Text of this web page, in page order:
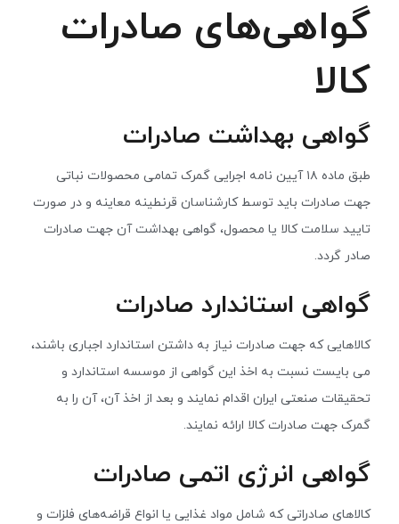
گواهی‌های صادرات
کالا
گواهی بهداشت صادرات
طبق ماده ۱۸ آیین نامه اجرایی گمرک تمامی محصولات نباتی
جهت صادرات باید توسط کارشناسان قرنطینه معاینه و در صورت
تایید سلامت کالا یا محصول، گواهی بهداشت آن جهت صادرات
صادر گردد.
گواهی استاندارد صادرات
کالاهایی که جهت صادرات نیاز به داشتن استاندارد اجباری باشند،
می بایست نسبت به اخذ این گواهی از موسسه استاندارد و
تحقیقات صنعتی ایران اقدام نمایند و بعد از اخذ آن، آن را به
گمرک جهت صادرات کالا ارائه نمایند.
گواهی انرژی اتمی صادرات
کالاهای صادراتی که شامل مواد غذایی یا انواع قراضه‌های فلزات و